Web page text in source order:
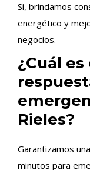
Sí, brindamos
energético y
negocios.
¿Cuál
Rieles?
Garantizamos
minutos para